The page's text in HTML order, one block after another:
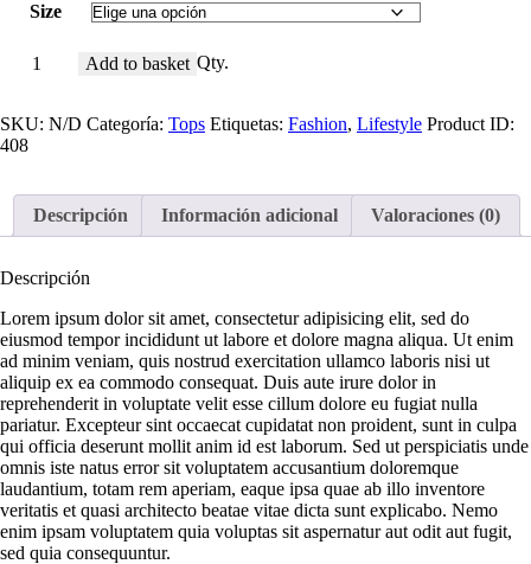
Size
Qty.
sleeve
plain
Add to basket
SKU: N/D Categoría: Tops Etiquetas: Fashion, Lifestyle Product ID:
408
Descripción Información adicional Valoraciones (0)
Descripción
Lorem ipsum dolor sit amet, consectetur adipisicing elit, sed do
eiusmod tempor incididunt ut labore et dolore magna aliqua. Ut enim
ad minim veniam, quis nostrud exercitation ullamco laboris nisi ut
aliquip ex ea commodo consequat. Duis aute irure dolor in
reprehenderit in voluptate velit esse cillum dolore eu fugiat nulla
pariatur. Excepteur sint occaecat cupidatat non proident, sunt in culpa
qui officia deserunt mollit anim id est laborum. Sed ut perspiciatis unde
omnis iste natus error sit voluptatem accusantium doloremque
laudantium, totam rem aperiam, eaque ipsa quae ab illo inventore
veritatis et quasi architecto beatae vitae dicta sunt explicabo. Nemo
enim ipsam voluptatem quia voluptas sit aspernatur aut odit aut fugit,
sed quia consequuntur.